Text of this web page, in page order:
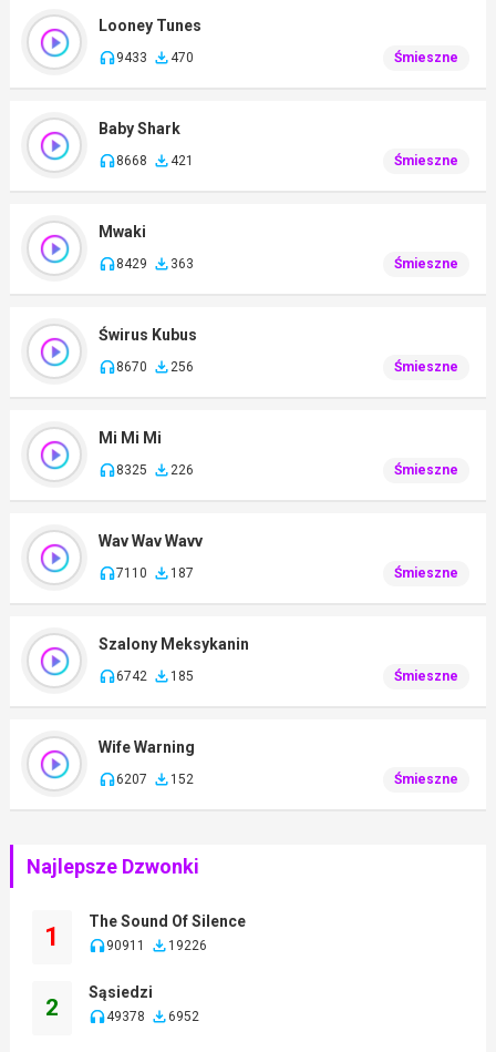
Looney Tunes
9433 470 Śmieszne
Baby Shark
8668 421 Śmieszne
Mwaki
8429 363 Śmieszne
Świrus Kubus
8670 256 Śmieszne
Mi Mi Mi
8325 226 Śmieszne
Wav Wav Wavv
7110 187 Śmieszne
Szalony Meksykanin
6742 185 Śmieszne
Wife Warning
6207 152 Śmieszne
Najlepsze Dzwonki
1
The Sound Of Silence
90911 19226
2
Sąsiedzi
49378 6952